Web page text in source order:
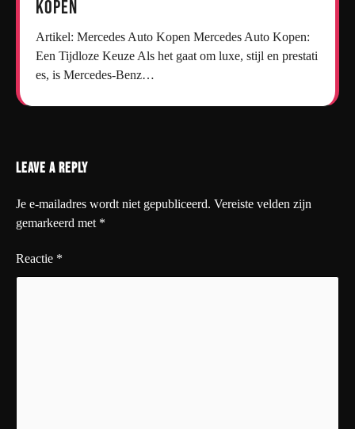
kopen
Artikel: Mercedes Auto Kopen Mercedes Auto Kopen:
Een Tijdloze Keuze Als het gaat om luxe, stijl en prestati
es, is Mercedes-Benz…
Leave a Reply
Je e-mailadres wordt niet gepubliceerd. Vereiste velden zijn
gemarkeerd met *
Reactie *